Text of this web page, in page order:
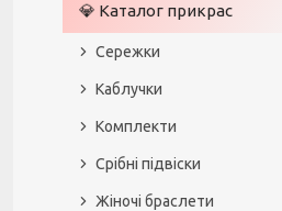
💎 Каталог прикрас
Сережки
Каблучки
Комплекти
Срібні підвіски
Жіночі браслети